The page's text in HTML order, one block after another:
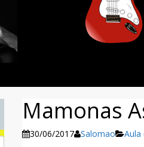
Mamonas
30/06/2017 Salomao Aula